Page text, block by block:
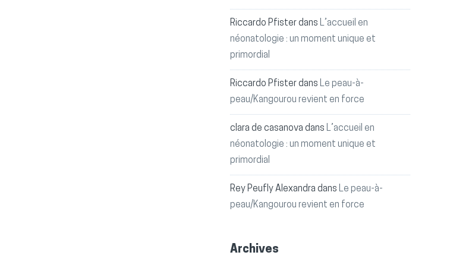
Riccardo Pfisterdans L’accueil en
néonatologie : un moment unique et
primordial
Riccardo Pfisterdans Le peau-à-
peau/Kangourou revient en force
clara de casanova dans L’accueil en
néonatologie : un moment unique et
primordial
Rey Peufly Alexandra dans Le peau-à-
peau/Kangourou revient en force
Archives